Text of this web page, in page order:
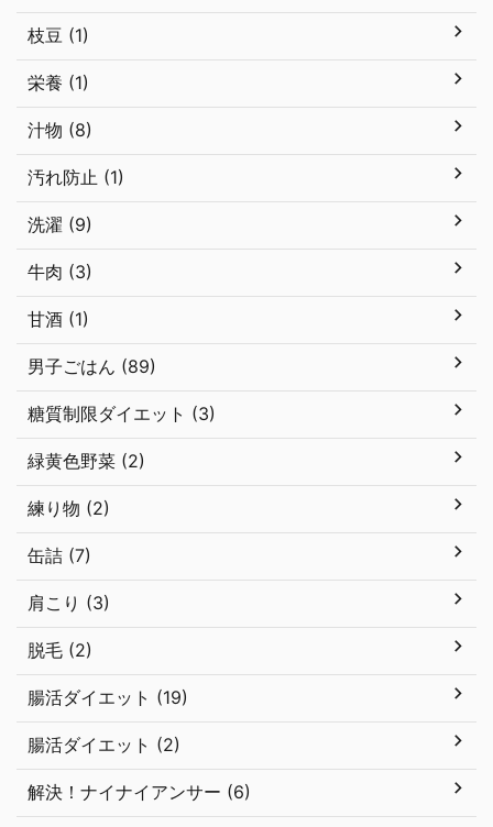
枝豆 (1)
栄養 (1)
汁物 (8)
汚れ防止 (1)
洗濯 (9)
牛肉 (3)
甘酒 (1)
男子ごはん (89)
糖質制限ダイエット (3)
緑黄色野菜 (2)
練り物 (2)
缶詰 (7)
肩こり (3)
脱毛 (2)
腸活ダイエット (19)
腸活ダイエット (2)
解決！ナイナイアンサー (6)